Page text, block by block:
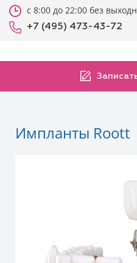
с 8:00 до 22:00 без
+7 (495) 473-43-72
Импланты Roott